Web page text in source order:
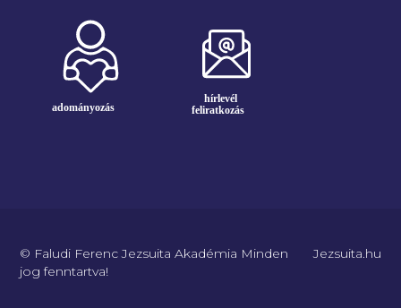
© Faludi Ferenc Jezsuita Akadémia Minden
jog fenntartva!
Jezsuita.hu